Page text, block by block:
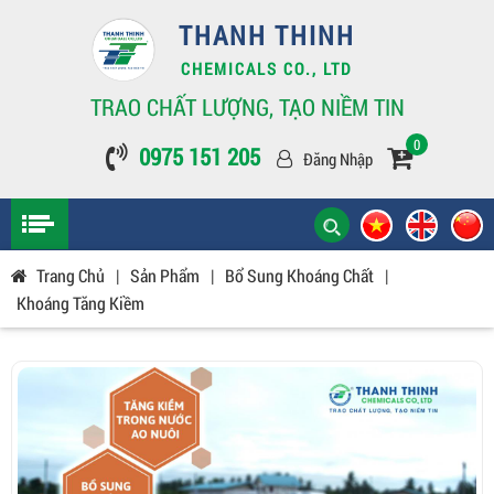
THANH THINH
CHEMICALS CO., LTD
TRAO CHẤT LƯỢNG, TẠO NIỀM TIN
0975 151 205
Đăng Nhập
0
Trang Chủ | Sản Phẩm | Bổ Sung Khoáng Chất |
Khoáng Tăng Kiềm